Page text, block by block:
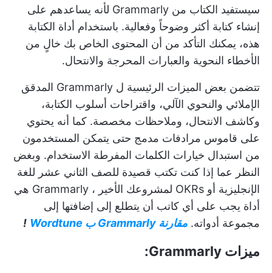
سيستفيد الكتاب من Grammarly لأنه يساعدهم على
إنشاء كتابة أكثر وضوحاً وفعالية. باستخدام أداة الكتابة
هذه، يمكنك التأكد من أن المحتوى الخاص بك خالٍ من
الأخطاء النحوية والعبارات المحرجة والانتحال.
تتضمن بعض الميزات الرئيسية ل Grammarly المدقق
الإملائي والنحوي الآلي، واقتراحات أسلوب الكتابة،
وكاشف الانتحال، وملاحظات مخصصة. كما أنه يحتوي
على قاموس مرادفات مدمج حتى يتمكن المستخدمون
من استبدال خيارات الكلمات المفرطة الاستخدام. وبغض
النظر عما إذا كنت تكتب قصيدة للصف الثاني عشر للغة
الإنجليزية أو OKRs لمشروعك الأخير
، Grammarly هي
أداة يجب على أي كاتب أن يتطلع إلى إضافتها إلى
مجموعة أدواته. مقارنة Grammarly ب Wordtune !
ميزات Grammarly: